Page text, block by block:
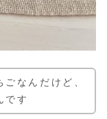
なんだけど、
です